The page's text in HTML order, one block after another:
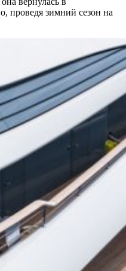
проведя зимний сезон на